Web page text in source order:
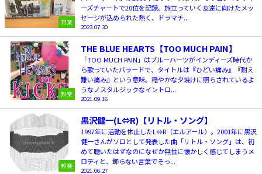
邦楽
ーズチャートで20位を記録。旅立っていく友達に向けたメッ
セージが込められた熱く、ドラマチ...
2023.07.30
邦楽
THE BLUE HEARTS【TOO MUCH PAIN】
「TOO MUCH PAIN」はブルーハーツがインディーズ時代か
ら歌っていたバラードで、タイトルは『ひどい痛み』『耐え
難い痛み』という意味。穏やかな夕焼けに照らされているよ
うなノスタルジックなイントロ...
2021.09.16
邦楽
黒沢健一(L⇔R)【リトル・ソング】
1997年に活動を休止したL⇔R（エルアール）。2001年に黒沢
健一さんがソロとして発表した曲「リトル・ソング」は、初
めて聴いたはずなのになぜか無性に懐かしく感じてしまうメ
ロディと、飾らない言葉でそっ...
2021.06.27